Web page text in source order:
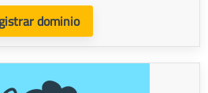
dominio